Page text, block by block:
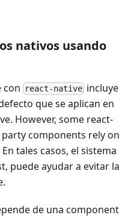
nativos usando
con react-native incluye
que se aplican en
However, some react-
components rely on
tales casos, el sistema
puede ayudar a evitar la
de una component